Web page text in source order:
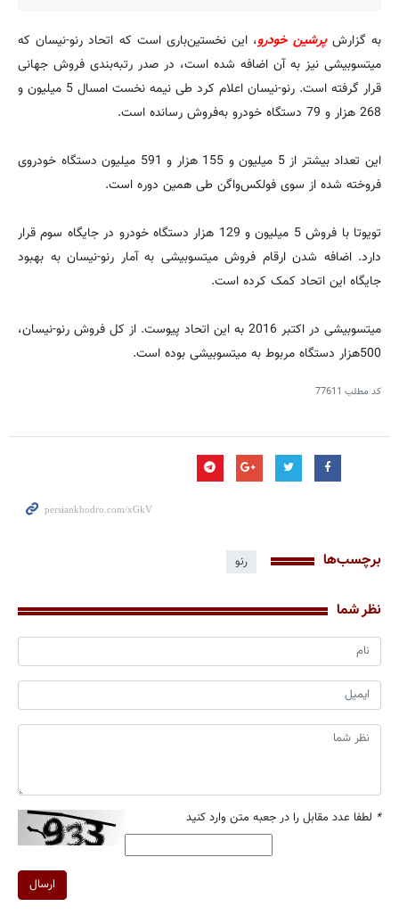
به گزارشپرشین خودرو، این نخستین‌باری است که اتحاد رنو-نیسان که
میتسوبیشی نیز به آن اضافه شده است، در صدر رتبه‌بندی فروش جهانی
قرار گرفته است. رنو-نیسان اعلام کرد طی نیمه نخست امسال 5 میلیون و
268 هزار و 79 دستگاه خودرو به‌فروش رسانده است.
این تعداد بیشتر از 5 میلیون و 155 هزار و 591 میلیون دستگاه خودروی
فروخته شده از سوی فولکس‌واگن طی همین دوره است.
تویوتا با فروش 5 میلیون و 129 هزار دستگاه خودرو در جایگاه سوم قرار
دارد. اضافه شدن ارقام فروش میتسوبیشی به آمار رنو-نیسان به بهبود
جایگاه این اتحاد کمک کرده است.
میتسوبیشی در اکتبر 2016 به این اتحاد پیوست. از کل فروش رنو-نیسان،
500‌هزار دستگاه مربوط به میتسوبیشی بوده است.
کد مطلب 77611
برچسب‌ها رنو
نظر شما
* لطفا عدد مقابل را در جعبه متن وارد کنید
ارسال